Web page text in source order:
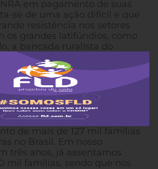
em pagamento de suas
se de uma ação difícil e que
resistência nos setores
os grandes latifúndios, como
a bancada ruralista do
Nacional que têm mais de
Com essas ações, o
do Instituto Nacional de
e Reforma Agrária, tem
dos mais elementares
que é o direito à terra.
MDA/INCRA realizou o
de mais de 127 mil famílias
no Brasil. Em nosso
três anos, já assentamos
mil famílias, sendo que nos